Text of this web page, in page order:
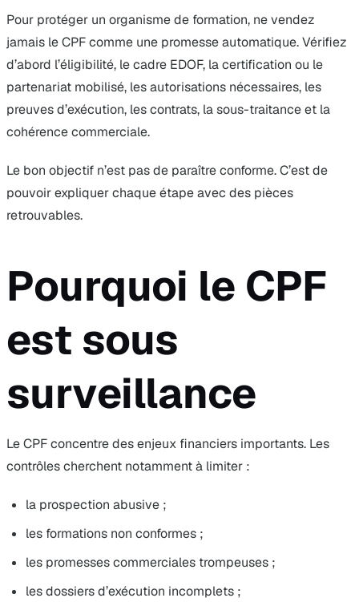
Pour protéger un organisme de formation, ne vendez
jamais le CPF comme une promesse automatique. Vérifiez
d’abord l’éligibilité, le cadre EDOF, la certification ou le
partenariat mobilisé, les autorisations nécessaires, les
preuves d’exécution, les contrats, la sous-traitance et la
cohérence commerciale.
Le bon objectif n’est pas de paraître conforme. C’est de
pouvoir expliquer chaque étape avec des pièces
retrouvables.
Pourquoi le CPF
est sous
surveillance
Le CPF concentre des enjeux financiers importants. Les
contrôles cherchent notamment à limiter :
la prospection abusive ;
les formations non conformes ;
les promesses commerciales trompeuses ;
les dossiers d’exécution incomplets ;